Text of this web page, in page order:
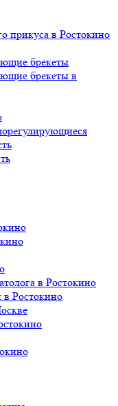
прикуса в Ростокино
брекеты
брекеты в
в Ростокино
Ростокино